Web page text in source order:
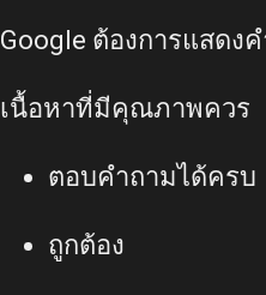
Google ต้องการแสด
เนื้อหาที่มีคุณภาพควร
ตอบคำถามได้ครบ
ถูกต้อง